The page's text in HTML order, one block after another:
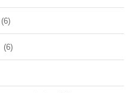
(6)
(6)